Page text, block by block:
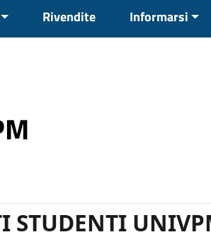
Rivendite Informarsi
STUDENTI